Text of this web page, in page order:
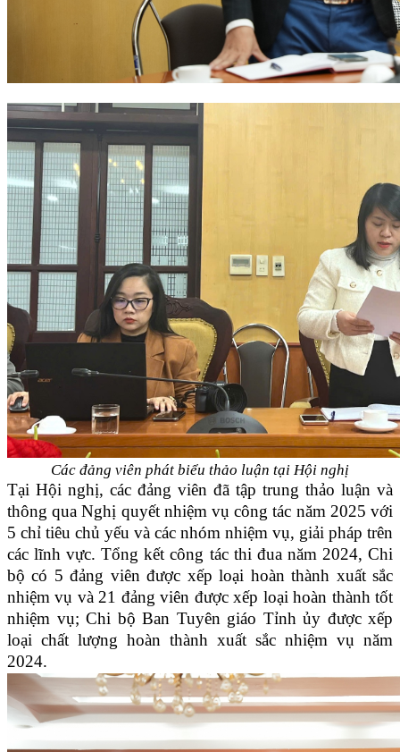
Các đảng viên phát biểu thảo luận tại Hội nghị
Tại Hội nghị, các đảng viên đã tập trung thảo luận và
thông qua Nghị quyết nhiệm vụ công tác năm 2025 với
5 chỉ tiêu chủ yếu và các nhóm nhiệm vụ, giải pháp trên
các lĩnh vực. Tổng kết công tác thi đua năm 2024, Chi
bộ có 5 đảng viên được xếp loại hoàn thành xuất sắc
nhiệm vụ và 21 đảng viên được xếp loại hoàn thành tốt
nhiệm vụ; Chi bộ Ban Tuyên giáo Tỉnh ủy được xếp
loại chất lượng hoàn thành xuất sắc nhiệm vụ năm
2024.